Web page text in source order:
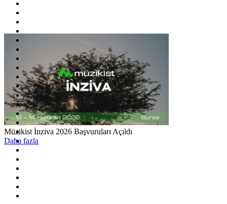
Müzikist İnziva 2026 Başvuruları Açıldı
Daha fazla